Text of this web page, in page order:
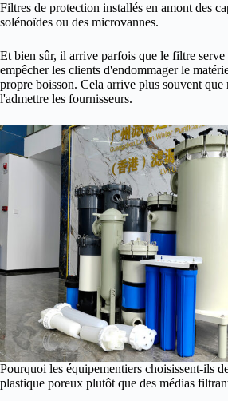
Filtres de protection installés en amont des
solénoïdes ou des microvannes.
Et bien sûr, il arrive parfois que le filtre serve
empêcher les clients d'endommager le
propre boisson. Cela arrive plus souvent que
l'admettre les fournisseurs.
Pourquoi les équipementiers choisissent-ils
plastique poreux plutôt que des médias